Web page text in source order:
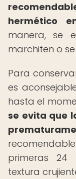
hermético
manera, se
marchiten o
Para
es
hasta el
se evita que
primeras
textura